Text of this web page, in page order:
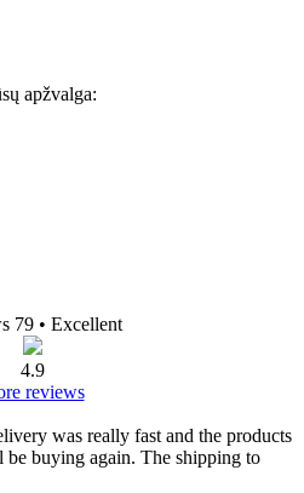
apžvalga:
79 • Excellent
4.9
reviews
was really fast and the products
buying again. The shipping to